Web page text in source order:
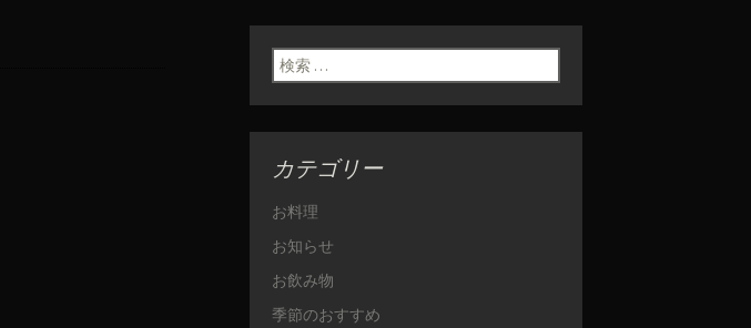
検索:
カテゴリー
お料理
お知らせ
お飲み物
季節のおすすめ